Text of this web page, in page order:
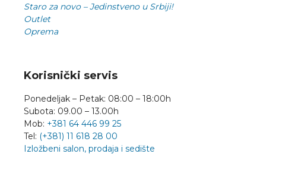
Staro za novo – Jedinstveno u Srbiji!
Outlet
Oprema
Korisnički servis
Ponedeljak – Petak: 08:00 – 18:00h
Subota: 09.00 – 13.00h
Mob: +381 64 446 99 25
Tel: (+381) 11 618 28 00
Izložbeni salon, prodaja i sedište